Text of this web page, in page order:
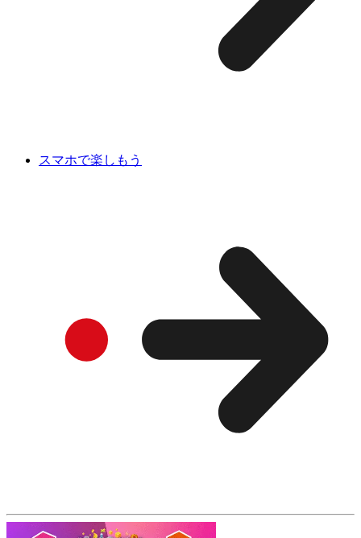
スマホで楽しもう